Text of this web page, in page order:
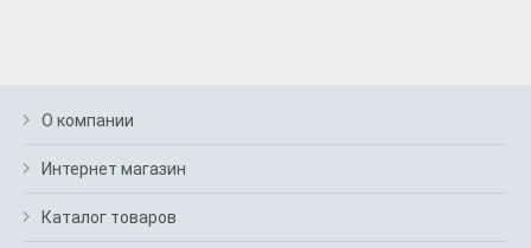
О компании
Интернет магазин
Каталог товаров